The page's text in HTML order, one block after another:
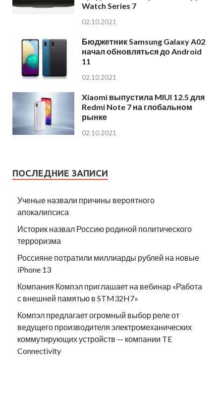
Watch Series 7
02.10.2021
Бюджетник Samsung Galaxy A02
начал обновляться до Android
11
02.10.2021
Xiaomi выпустила MIUI 12.5 для
Redmi Note 7 на глобальном
рынке
02.10.2021
ПОСЛЕДНИЕ ЗАПИСИ
Ученые назвали причины вероятного
апокалипсиса
Историк назвал Россию родиной политического
терроризма
Россияне потратили миллиарды рублей на новые
iPhone 13
Компания Компэл приглашает на вебинар «Работа
с внешней памятью в STM32H7»
Компэл предлагает огромный выбор реле от
ведущего производителя электромеханических
коммутирующих устройств — компании TE
Connectivity